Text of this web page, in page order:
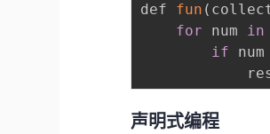
def fun (
for num in
if
声明式编程